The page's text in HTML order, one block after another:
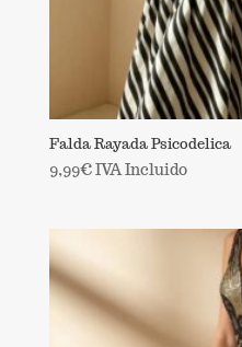
Falda Rayada Psicodelica
9,99€IVA Incluido